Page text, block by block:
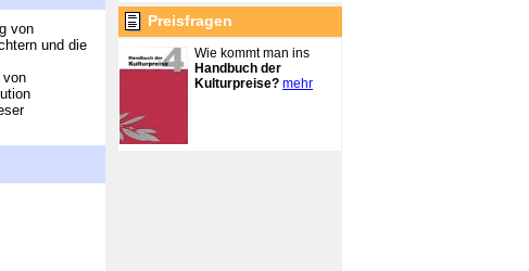
von
und die
von
Preisfragen
Wie kommt man ins
Handbuch der
Kulturpreise? mehr